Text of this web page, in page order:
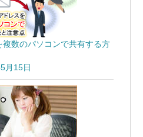
複数のパソコンで共有する方
月15日